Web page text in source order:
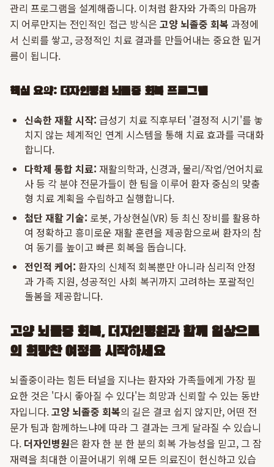
관리 프로그램을 설계해줍니다. 이처럼 환자와 가족의 마음까
지 어루만지는 전인적인 접근 방식은 고양 뇌졸중 회복 과정에
서 신뢰를 쌓고, 긍정적인 치료 결과를 만들어내는 중요한 밑거
름이 됩니다.
핵심 요약: 더자인병원 뇌졸중 회복 프로그램
신속한 재활 시작: 급성기 치료 직후부터 '결정적 시기'를 놓
치지 않는 체계적인 연계 시스템을 통해 치료 효과를 극대화
합니다.
다학제 통합 치료: 재활의학과, 신경과, 물리/작업/언어치료
사 등 각 분야 전문가들이 한 팀을 이루어 환자 중심의 맞춤
형 치료 계획을 수립하고 실행합니다.
첨단 재활 기술: 로봇, 가상현실(VR) 등 최신 장비를 활용하
여 정확하고 흥미로운 재활 훈련을 제공함으로써 환자의 참
여 동기를 높이고 빠른 회복을 돕습니다.
전인적 케어: 환자의 신체적 회복뿐만 아니라 심리적 안정
과 가족 지원, 성공적인 사회 복귀까지 고려하는 포괄적인
돌봄을 제공합니다.
고양 뇌졸중 회복, 더자인병원과 함께 일상으로
의 희망찬 여정을 시작하세요
뇌졸중이라는 힘든 터널을 지나는 환자와 가족들에게 가장 필
요한 것은 '다시 좋아질 수 있다'는 희망과 신뢰할 수 있는 동반
자입니다.고양 뇌졸중 회복의 길은 결코 쉽지 않지만, 어떤 전
문가 팀과 함께하느냐에 따라 그 결과는 크게 달라질 수 있습니
다. 더자인병원은 환자 한 분 한 분의 회복 가능성을 믿고, 그 잠
재력을 최대한 이끌어내기 위해 모든 의료진이 헌신하고 있습